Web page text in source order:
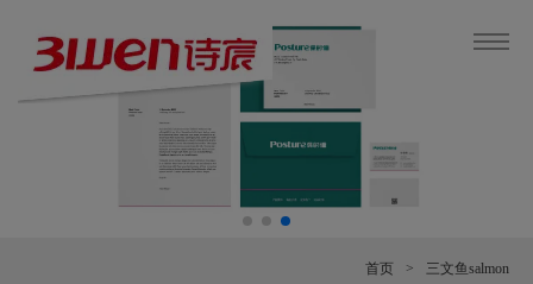
首页 > 三文鱼salmon